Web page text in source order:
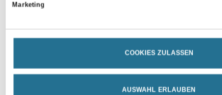
Marketing
COOKIES ZULASSEN
AUSWAHL ERLAUBEN
Produkteigenschaft
- Sehr Ergiebig